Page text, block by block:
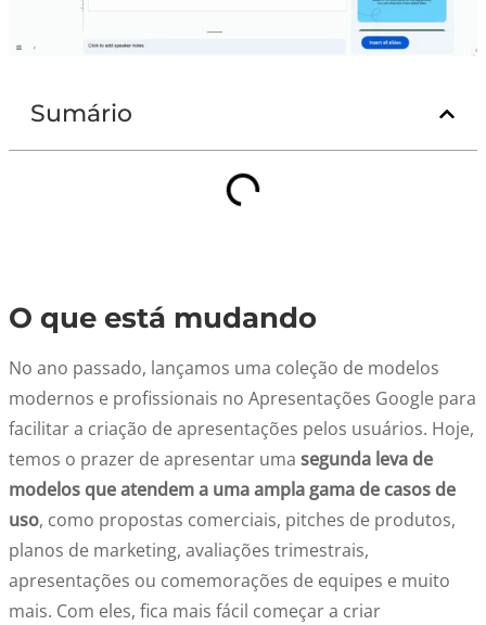
Sumário
O que está mudando
No ano passado, lançamos uma coleção de modelos
modernos e profissionais no Apresentações Google para
facilitar a criação de apresentações pelos usuários. Hoje,
temos o prazer de apresentar uma segunda leva de
modelos que atendem a uma ampla gama de casos de
uso, como propostas comerciais, pitches de produtos,
planos de marketing, avaliações trimestrais,
apresentações ou comemorações de equipes e muito
mais. Com eles, fica mais fácil começar a criar